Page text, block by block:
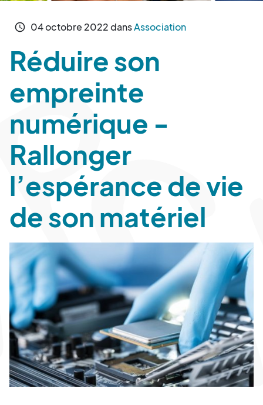
schedule 04octobre 2022dansAssociation
Réduire son
empreinte
numérique -
Rallonger
l’espérance de vie
de son matériel